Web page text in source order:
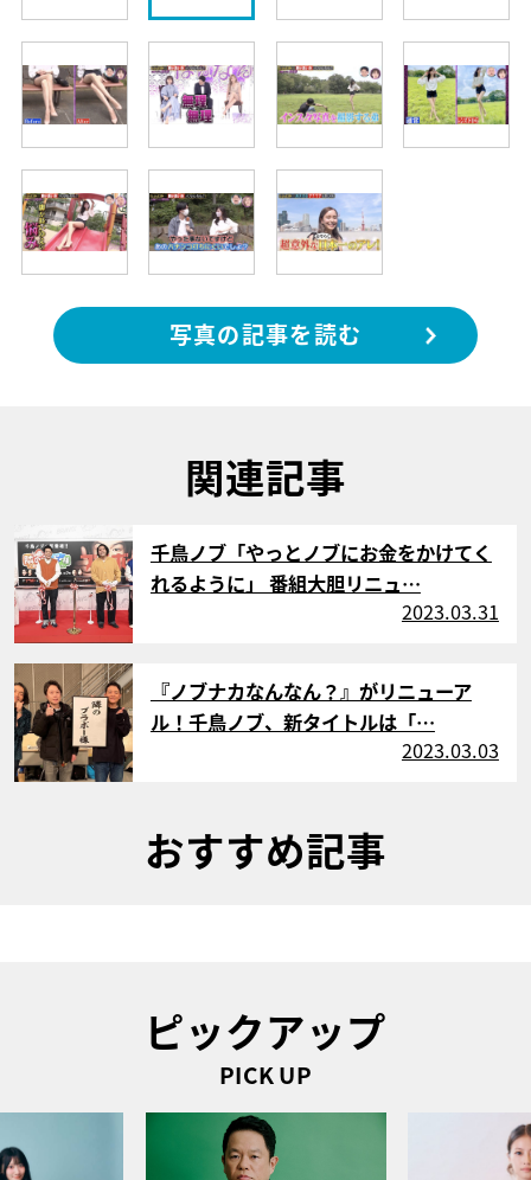
写真の記事を読む
関連記事
サムネイル
千鳥ノブ「やっとノブにお金をかけてく
れるように」 番組大胆リニュ…
2023.03.31
サムネイル
『ノブナカなんなん？』がリニューア
ル！千鳥ノブ、新タイトルは「…
2023.03.03
おすすめ記事
ピックアップ
PICK UP